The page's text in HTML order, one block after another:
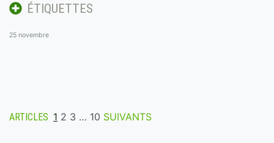
ÉTIQUETTES
25 novembre
ARTICLES 1 2 3 … 10 SUIVANTS